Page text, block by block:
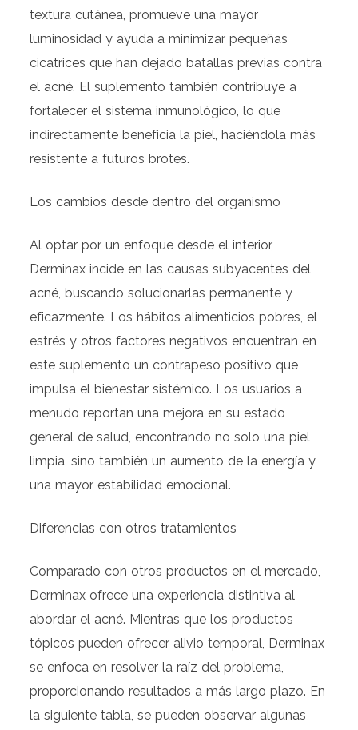
textura cutánea, promueve una mayor
luminosidad y ayuda a minimizar pequeñas
cicatrices que han dejado batallas previas contra
el acné. El suplemento también contribuye a
fortalecer el sistema inmunológico, lo que
indirectamente beneficia la piel, haciéndola más
resistente a futuros brotes.
Los cambios desde dentro del organismo
Al optar por un enfoque desde el interior,
Derminax incide en las causas subyacentes del
acné, buscando solucionarlas permanente y
eficazmente. Los hábitos alimenticios pobres, el
estrés y otros factores negativos encuentran en
este suplemento un contrapeso positivo que
impulsa el bienestar sistémico. Los usuarios a
menudo reportan una mejora en su estado
general de salud, encontrando no solo una piel
limpia, sino también un aumento de la energía y
una mayor estabilidad emocional.
Diferencias con otros tratamientos
Comparado con otros productos en el mercado,
Derminax ofrece una experiencia distintiva al
abordar el acné. Mientras que los productos
tópicos pueden ofrecer alivio temporal, Derminax
se enfoca en resolver la raíz del problema,
proporcionando resultados a más largo plazo. En
la siguiente tabla, se pueden observar algunas